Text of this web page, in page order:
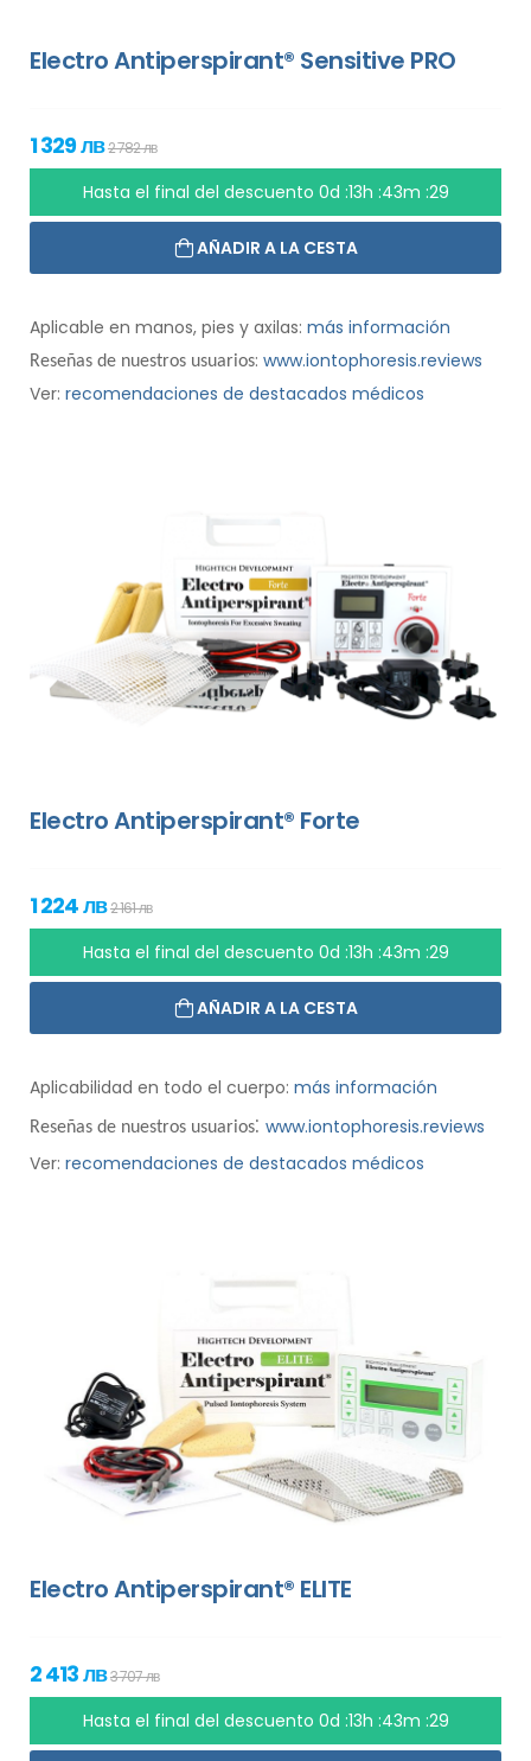
Electro Antiperspirant® Sensitive PRO
1 329 лв2 782 лв
Hasta el final del descuento 0d :13h :43m :28
AÑADIR A LA CESTA
Aplicable en manos, pies y axilas: más información
Reseñas de nuestros usuarios: www.iontophoresis.reviews
Ver: recomendaciones de destacados médicos
Electro Antiperspirant® Forte
1 224 лв2 161 лв
Hasta el final del descuento 0d :13h :43m :28
AÑADIR A LA CESTA
Aplicabilidad en todo el cuerpo: más información
Reseñas de nuestros usuarios: www.iontophoresis.reviews
Ver: recomendaciones de destacados médicos
Electro Antiperspirant® ELITE
2 413 лв3 707 лв
Hasta el final del descuento 0d :13h :43m :28